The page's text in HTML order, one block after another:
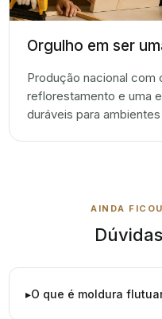
Orgulho em ser
Produção nacional com
reflorestamento e uma
duráveis para
AINDA
O que é moldura